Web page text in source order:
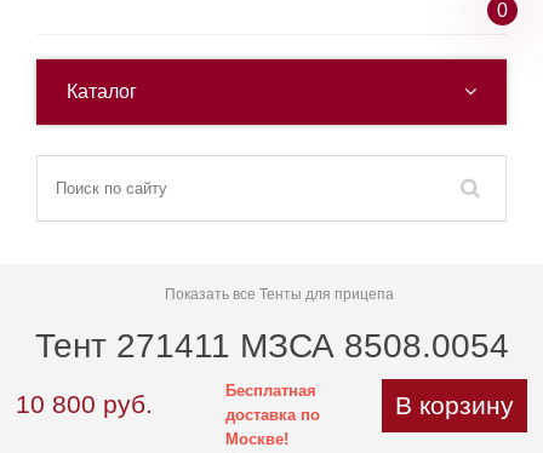
0
Каталог
Показать все Тенты для прицепа
Тент 271411 МЗСА 8508.0054
10 800 руб.
Бесплатная
доставка по
Москве!
В корзину